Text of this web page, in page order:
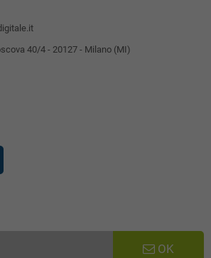
40/4 - 20127 - Milano (MI)
OK